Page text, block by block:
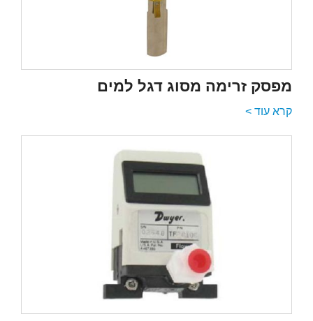
מפסק זרימה מסוג דגל למים
קרא עוד >